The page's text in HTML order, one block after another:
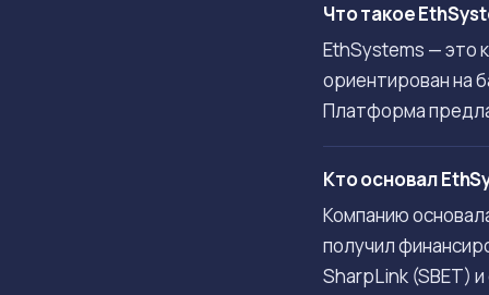
Что такое
EthSystems — это
ориентирован на
Платформа
Кто основал
Компанию
получил
SharpLink (SBET)